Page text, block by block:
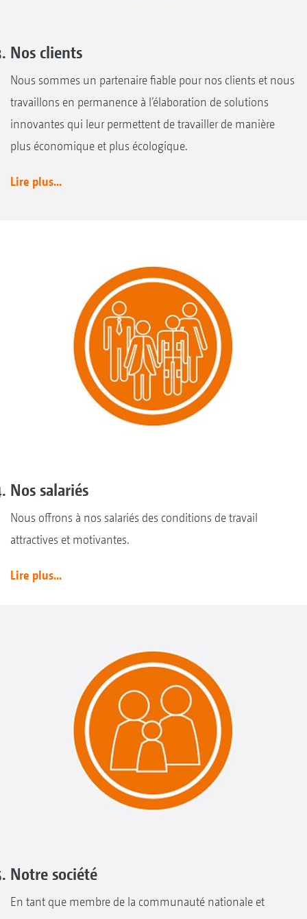
Nos clients
Nous sommes un partenaire fiable pour nos clients et nous
travaillons en permanence à l’élaboration de solutions
innovantes qui leur permettent de travailler de manière
plus économique et plus écologique.
Lire plus...
Nos salariés
Nous offrons à nos salariés des conditions de travail
attractives et motivantes.
Lire plus...
Notre société
En tant que membre de la communauté nationale et